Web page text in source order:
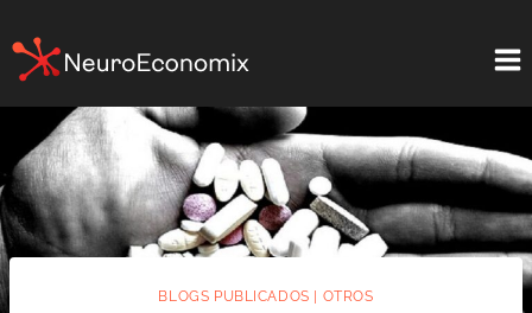
al
contenido
BLOGS PUBLICADOS OTROS